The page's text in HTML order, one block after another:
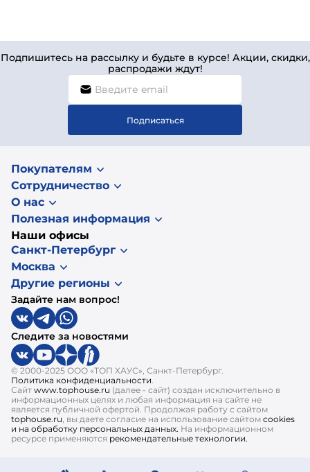
Подпишитесь на рассылку и будьте в курсе! Акции, скидки,
распродажи ждут!
Подписаться
Покупателям
Сотрудничество
О нас
Полезная информация
Наши офисы
Санкт-Петербург
Москва
Другие регионы
Задайте нам вопрос!
Следите за новостями
© 2000-2025 ООО «ТОП ХАУС», Санкт-Петербург.
Политика конфиденциальности.
Сайт www.tophouse.ru (далее - сайт) создан исключительно в
информационных целях и любая информация на сайте не
является публичной офертой. Продолжая работу с сайтом
tophouse.ru, вы даете согласие на использование сайтом cookies
и на обработку персональных данных. На информационном
ресурсе применяются рекомендательные технологии.